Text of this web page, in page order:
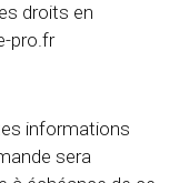
droits en
pro.fr
informations
sera